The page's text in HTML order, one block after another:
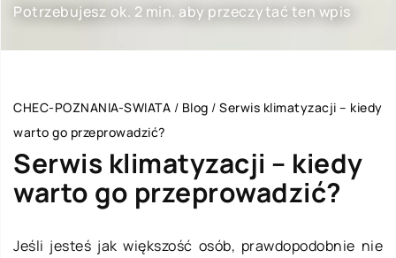
Potrzebujesz ok. 2 min. aby przeczytać ten wpis
CHEC-POZNANIA-SWIATA / Blog / Serwis klimatyzacji – kiedy
warto go przeprowadzić?
Serwis klimatyzacji – kiedy
warto go przeprowadzić?
Jeśli jesteś jak większość osób, prawdopodobnie nie